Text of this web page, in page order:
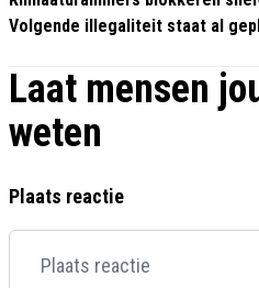
Volgende illegaliteit staat al
Laat mensen
weten
Plaats reactie